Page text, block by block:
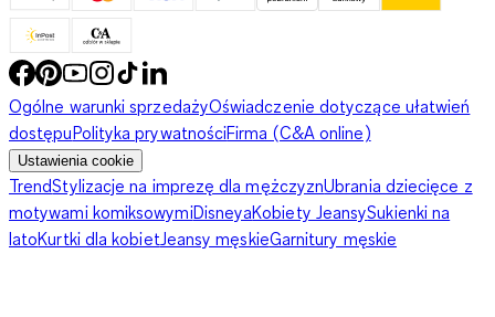
Ogólne warunki sprzedażyOświadczenie dotyczące ułatwień
dostępuPolityka prywatnościFirma (C&A online)
Ustawienia cookie
TrendStylizacje na imprezę dla mężczyznUbrania dziecięce z
motywami komiksowymiDisneyaKobiety JeansySukienki na
latoKurtki dla kobiet Jeansy męskieGarnitury męskie